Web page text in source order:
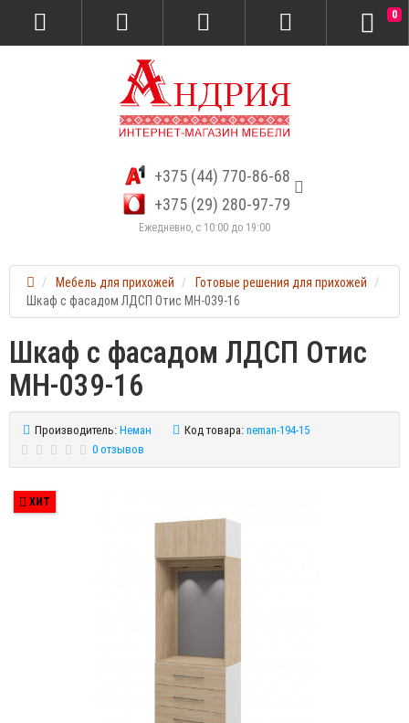
+375 (44) 770-86-68
+375 (29) 280-97-79
Ежедневно, с 10:00 до 19:00
0
Мебель для прихожей
Готовые решения для прихожей
Шкаф с фасадом ЛДСП Отис МН-039-16
Шкаф с фасадом ЛДСП Отис
МН-039-16
Производитель: Неман Код товара: neman-194-15
0 отзывов
ХИТ